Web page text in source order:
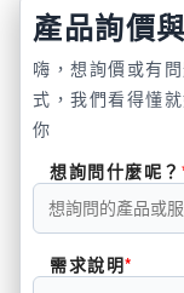
產品詢價
嗨，想詢價或有
式，我們看得懂
你
想詢問什麼呢？
需求說明